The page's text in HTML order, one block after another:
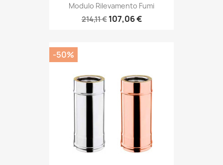
Modulo Rilevamento Fumi
214,11 € 107,06 €
-50%